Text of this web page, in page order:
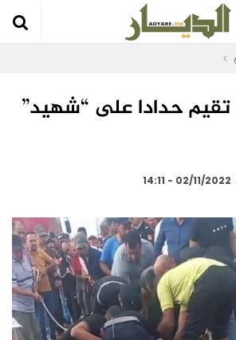
تقيم حدادا على “شهيد”
02/11/2022 - 14:11